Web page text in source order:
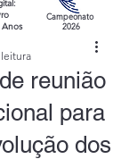
Anos
Campeonato
2026
reunião
para
dos